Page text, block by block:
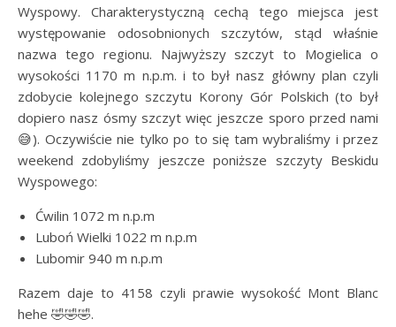
Wyspowy. Charakterystyczną cechą tego miejsca jest
występowanie odosobnionych szczytów, stąd właśnie
nazwa tego regionu. Najwyższy szczyt to Mogielica o
wysokości 1170 m n.p.m. i to był nasz główny plan czyli
zdobycie kolejnego szczytu Korony Gór Polskich (to był
dopiero nasz ósmy szczyt więc jeszcze sporo przed nami
😅). Oczywiście nie tylko po to się tam wybraliśmy i przez
weekend zdobyliśmy jeszcze poniższe szczyty Beskidu
Wyspowego:
Ćwilin 1072 m n.p.m
Luboń Wielki 1022 m n.p.m
Lubomir 940 m n.p.m
Razem daje to 4158 czyli prawie wysokość Mont Blanc
hehe 🤣🤣🤣.